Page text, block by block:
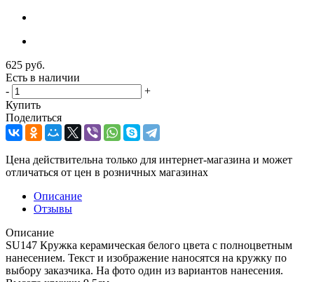
625 руб.
Есть в наличии
-
+
Купить
Поделиться
Цена действительна только для интернет-магазина и может
отличаться от цен в розничных магазинах
Описание
Отзывы
Описание
SU147 Кружка керамическая белого цвета с полноцветным
нанесением. Текст и изображение наносятся на кружку по
выбору заказчика. На фото один из вариантов нанесения.